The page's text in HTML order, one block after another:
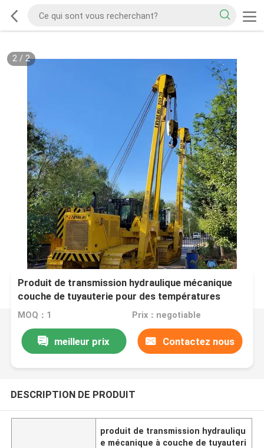
2/ 2
Produit de transmission hydraulique mécanique
couche de tuyauterie pour des températures
extrêmes -45°C- 70°C couche de tuyauterie à
MOQ：1 Prix：negotiable
meilleur prix Contactez nous
DESCRIPTION DE PRODUIT
produit de transmission hydrauliqu
e mécanique à couche de tuyauteri